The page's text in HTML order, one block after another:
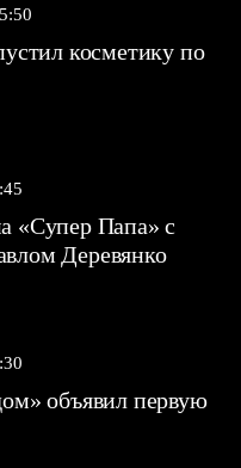
косметику по
«Супер Папа» с
Деревянко
объявил первую